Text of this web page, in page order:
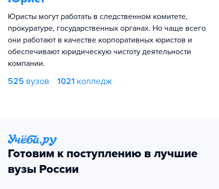
Юристы могут работать в следственном комитете,
прокуратуре, государственных органах. Но чаще всего
они работают в качестве корпоративных юристов и
обеспечивают юридическую чистоту деятельности
компании.
525 вузов 1021 колледж
Готовим к поступлению в лучшие
вузы России